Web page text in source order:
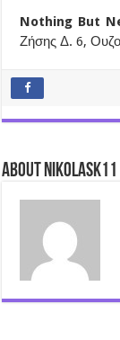
Nothing But
Ζήσης Δ. 6,
About nikolask11